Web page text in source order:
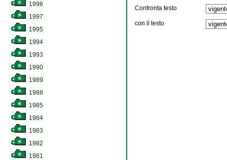
1998
1997
1995
1994
1993
1990
1989
1988
1985
1984
1983
1982
1981
Confronta testo
con il testo